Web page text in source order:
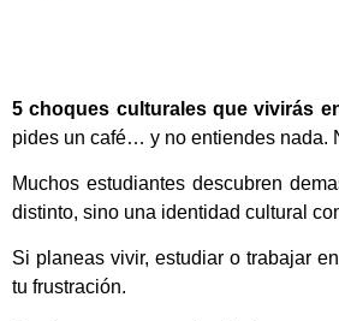
5 choques culturales que vivirás
pides un café… y no entiendes nada.
Muchos estudiantes descubren
distinto, sino una identidad cultural
Si planeas vivir, estudiar o trabajar
tu frustración.